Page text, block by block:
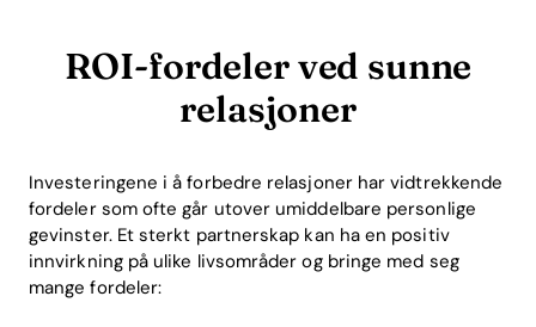
ROI-fordeler ved sunne
relasjoner
Investeringene i å forbedre relasjoner har vidtrekkende
fordeler som ofte går utover umiddelbare personlige
gevinster. Et sterkt partnerskap kan ha en positiv
innvirkning på ulike livsområder og bringe med seg
mange fordeler: